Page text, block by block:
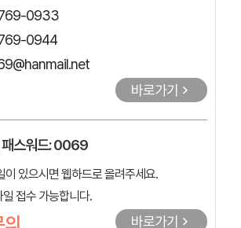
0933
0944
바로가기
스워드: 0069
이 있으시면 웹하드로 올려주세요.
접수 가능합니다.
바로가기